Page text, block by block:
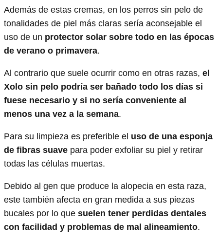
Además de estas cremas, en los perros sin pelo de
tonalidades de piel más claras sería aconsejable el
uso de un protector solar sobre todo en las épocas
de verano o primavera.
Al contrario que suele ocurrir como en otras razas, el
Xolo sin pelo podría ser bañado todo los días si
fuese necesario y si no sería conveniente al
menos una vez a la semana.
Para su limpieza es preferible el uso de una esponja
de fibras suave para poder exfoliar su piel y retirar
todas las células muertas.
Debido al gen que produce la alopecia en esta raza,
este también afecta en gran medida a sus piezas
bucales por lo que suelen tener perdidas dentales
con facilidad y problemas de mal alineamiento.